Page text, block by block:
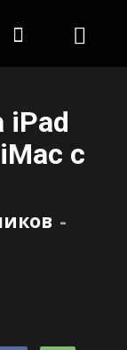
iPad
с
-